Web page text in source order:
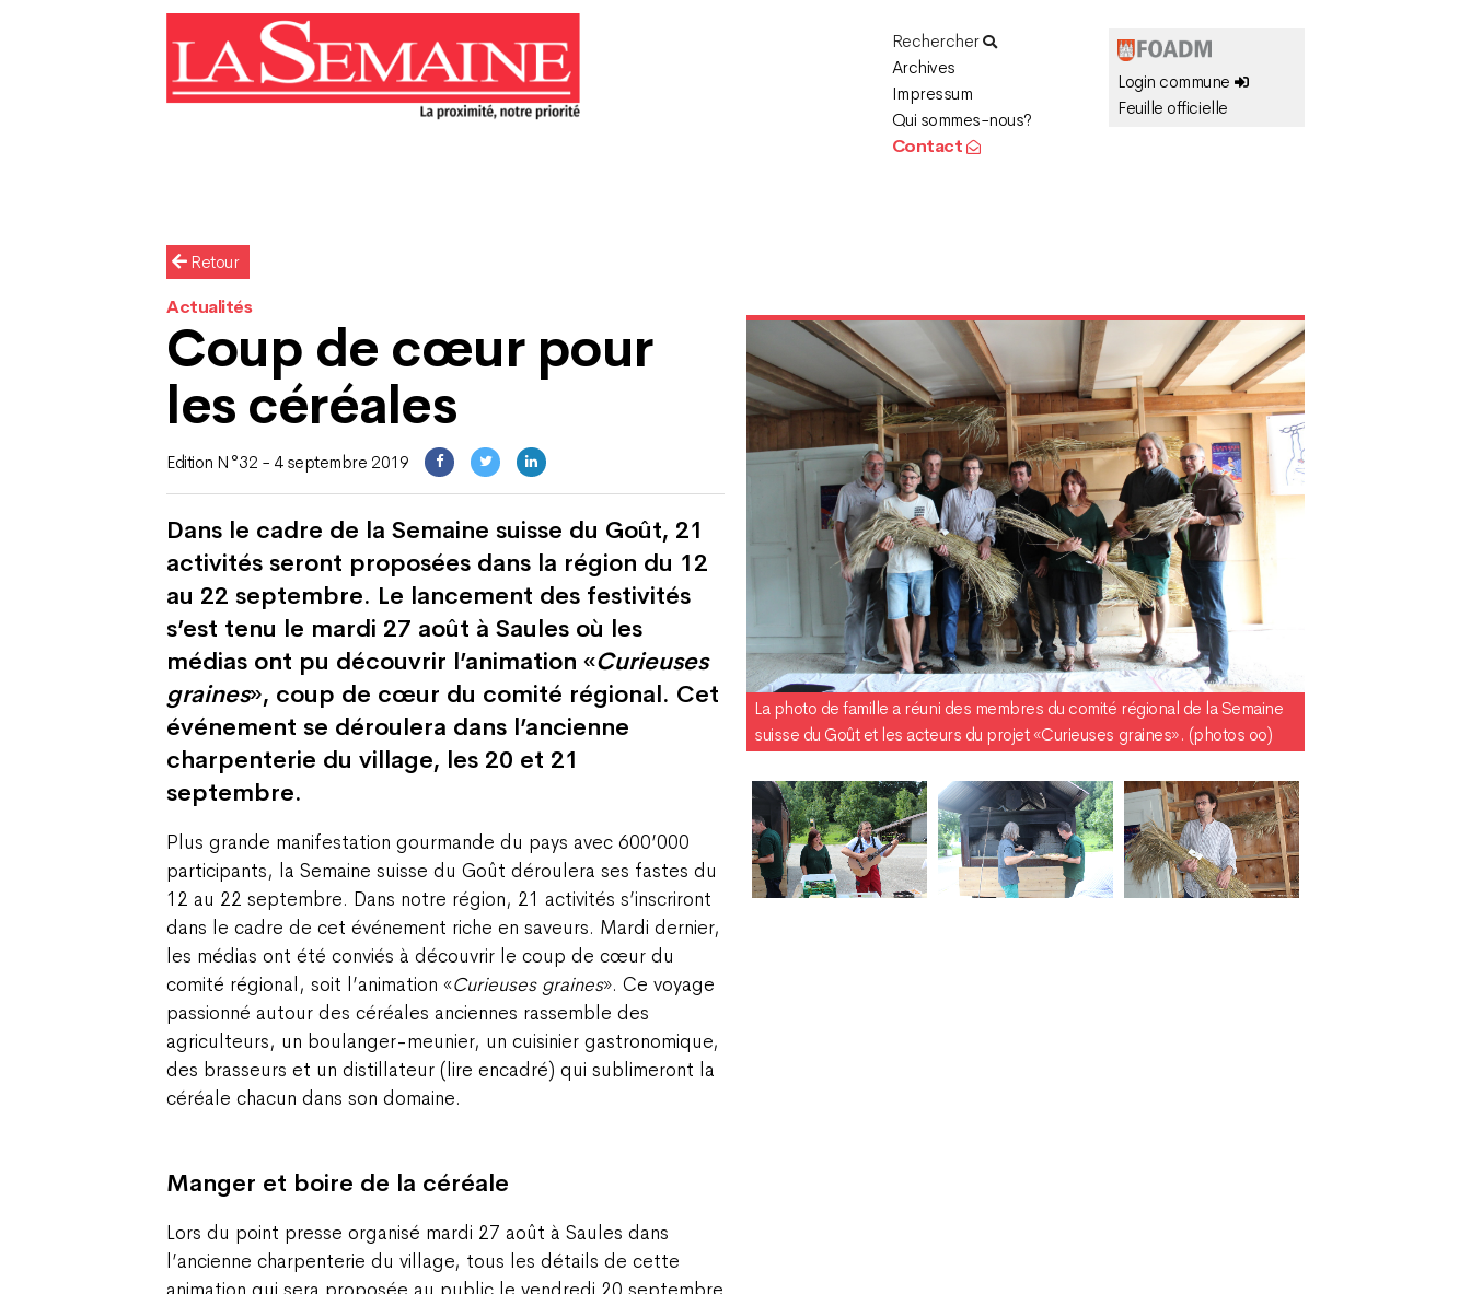
Rechercher
Archives
Impressum
Qui sommes-nous?
Contact
Login commune
Feuille officielle
Retour
Actualités
Coup de cœur pour
les céréales
Edition N°32 - 4 septembre 2019
Dans le cadre de la Semaine suisse du Goût, 21
activités seront proposées dans la région du 12
au 22 septembre. Le lancement des festivités
s’est tenu le mardi 27 août à Saules où les
médias ont pu découvrir l’animation «Curieuses
graines», coup de cœur du comité régional. Cet
événement se déroulera dans l’ancienne
charpenterie du village, les 20 et 21
septembre.
Plus grande manifestation gourmande du pays avec 600’000
participants, la Semaine suisse du Goût déroulera ses fastes du
12 au 22 septembre. Dans notre région, 21 activités s’inscriront
dans le cadre de cet événement riche en saveurs. Mardi dernier,
les médias ont été conviés à découvrir le coup de cœur du
comité régional, soit l’animation «Curieuses graines». Ce voyage
passionné autour des céréales anciennes rassemble des
agriculteurs, un boulanger-meunier, un cuisinier gastronomique,
des brasseurs et un distillateur (lire encadré) qui sublimeront la
céréale chacun dans son domaine.
Manger et boire de la céréale
Lors du point presse organisé mardi 27 août à Saules dans
l’ancienne charpenterie du village, tous les détails de cette
animation qui sera proposée au public le vendredi 20 septembre
La photo de famille a réuni des membres du comité régional de la Semaine
suisse du Goût et les acteurs du projet «Curieuses graines». (photos oo)